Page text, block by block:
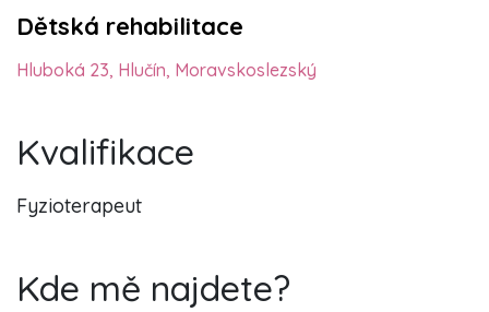
Dětská rehabilitace
Hluboká 23, Hlučín, Moravskoslezský
Kvalifikace
Fyzioterapeut
Kde mě najdete?